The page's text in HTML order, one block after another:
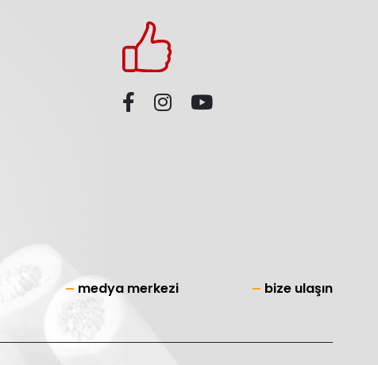
medya merkezi bize ulaşın